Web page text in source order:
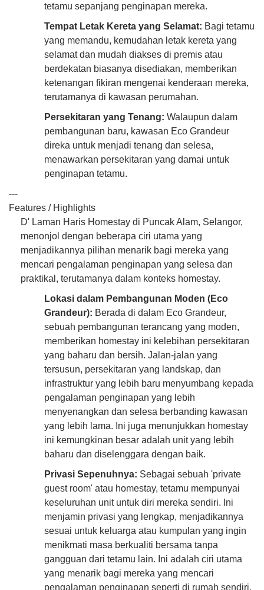
tetamu sepanjang penginapan mereka.
Tempat Letak Kereta yang Selamat: Bagi tetamu
yang memandu, kemudahan letak kereta yang
selamat dan mudah diakses di premis atau
berdekatan biasanya disediakan, memberikan
ketenangan fikiran mengenai kenderaan mereka,
terutamanya di kawasan perumahan.
Persekitaran yang Tenang: Walaupun dalam
pembangunan baru, kawasan Eco Grandeur
direka untuk menjadi tenang dan selesa,
menawarkan persekitaran yang damai untuk
penginapan tetamu.
---
Features / Highlights
D' Laman Haris Homestay di Puncak Alam, Selangor,
menonjol dengan beberapa ciri utama yang
menjadikannya pilihan menarik bagi mereka yang
mencari pengalaman penginapan yang selesa dan
praktikal, terutamanya dalam konteks homestay.
Lokasi dalam Pembangunan Moden (Eco
Grandeur): Berada di dalam Eco Grandeur,
sebuah pembangunan terancang yang moden,
memberikan homestay ini kelebihan persekitaran
yang baharu dan bersih. Jalan-jalan yang
tersusun, persekitaran yang landskap, dan
infrastruktur yang lebih baru menyumbang kepada
pengalaman penginapan yang lebih
menyenangkan dan selesa berbanding kawasan
yang lebih lama. Ini juga menunjukkan homestay
ini kemungkinan besar adalah unit yang lebih
baharu dan diselenggara dengan baik.
Privasi Sepenuhnya: Sebagai sebuah 'private
guest room' atau homestay, tetamu mempunyai
keseluruhan unit untuk diri mereka sendiri. Ini
menjamin privasi yang lengkap, menjadikannya
sesuai untuk keluarga atau kumpulan yang ingin
menikmati masa berkualiti bersama tanpa
gangguan dari tetamu lain. Ini adalah ciri utama
yang menarik bagi mereka yang mencari
pengalaman penginapan seperti di rumah sendiri,